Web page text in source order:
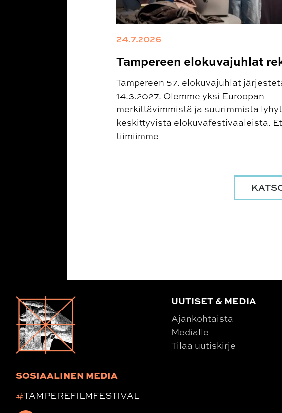
24.7.2026
Tampereen elokuvajuhlat
Tampereen 57. elokuvajuhlat
14.3.2027. Olemme yksi Euroopan
merkittävimmistä ja suurimmista
keskittyvistä elokuvafestivaaleista.
tiimiimme
SOSIAALINEN MEDIA
#TAMPEREFILMFESTIVAL
UUTISET & MEDIA
Ajankohtaista
Medialle
Tilaa uutiskirje